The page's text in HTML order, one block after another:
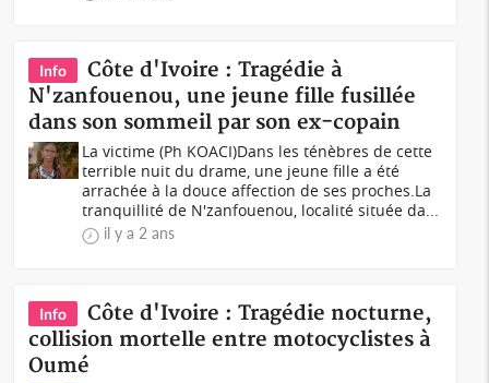
Info
Côte d'Ivoire : Tragédie à
N'zanfouenou, une jeune fille fusillée
dans son sommeil par son ex-copain
La victime (Ph KOACI)Dans les ténèbres de cette
terrible nuit du drame, une jeune fille a été
arrachée à la douce affection de ses proches.La
tranquillité de N'zanfouenou, localité située da...
il y a 2 ans
Info
Côte d'Ivoire : Tragédie nocturne,
collision mortelle entre motocyclistes à
Oumé